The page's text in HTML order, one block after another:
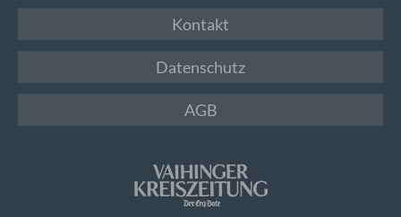
Kontakt
Datenschutz
AGB